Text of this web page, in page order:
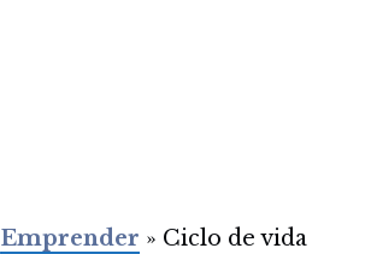
Emprender » Ciclo de vida